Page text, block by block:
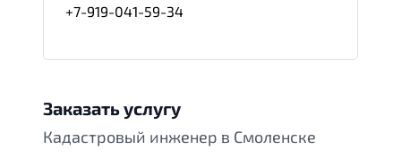
+7-919-041-59-34
Заказать услугу
Кадастровый инженер в Смоленске